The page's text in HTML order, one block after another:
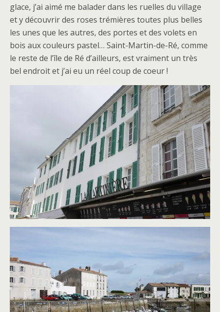
glace, j’ai aimé me balader dans les ruelles du village
et y découvrir des roses trémières toutes plus belles
les unes que les autres, des portes et des volets en
bois aux couleurs pastel… Saint-Martin-de-Ré, comme
le reste de l’île de Ré d’ailleurs, est vraiment un très
bel endroit et j’ai eu un réel coup de coeur !